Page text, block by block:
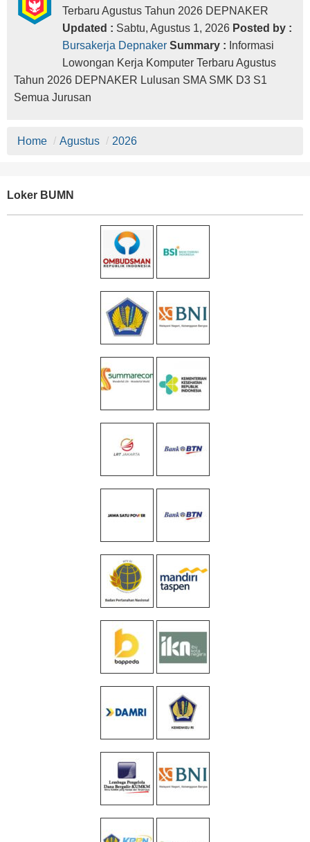
Terbaru Agustus Tahun 2026 DEPNAKER
Updated : Sabtu, Agustus 1, 2026 Posted by :
Bursakerja Depnaker Summary : Informasi
Lowongan Kerja Komputer Terbaru Agustus
Tahun 2026 DEPNAKER Lulusan SMA SMK D3 S1
Semua Jurusan
Home / Agustus / 2026
Loker BUMN